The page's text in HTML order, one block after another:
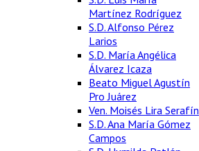
Martínez Rodríguez
S.D. Alfonso Pérez
Larios
S.D. María Angélica
Álvarez Icaza
Beato Miguel Agustín
Pro Juárez
Ven. Moisés Lira Serafín
S.D. Ana María Gómez
Campos